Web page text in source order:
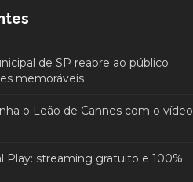
de SP reabre ao público
memoráveis
o Leão de Cannes com o vídeo
Play: streaming gratuito e 100%